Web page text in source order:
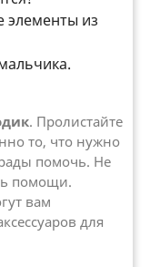
элементы из
. Пролистайте
то, что нужно
помочь. Не
помощи.
вам
для